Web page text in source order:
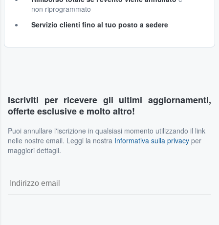
non riprogrammato
Servizio clienti fino al tuo posto a sedere
Iscriviti per ricevere gli ultimi aggiornamenti,
offerte esclusive e molto altro!
Puoi annullare l'iscrizione in qualsiasi momento utilizzando il link
nelle nostre email. Leggi la nostra Informativa sulla privacy per
maggiori dettagli.